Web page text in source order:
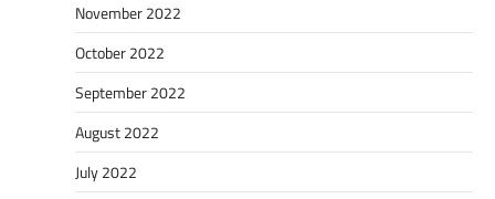
November 2022
October 2022
September 2022
August 2022
July 2022